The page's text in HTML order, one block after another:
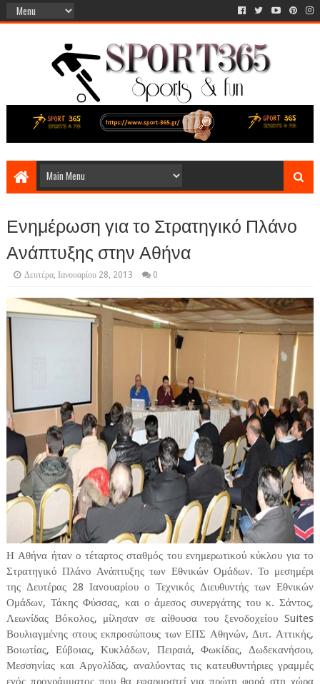
Ενημέρωση για το Στρατηγικό Πλάνο
Ανάπτυξης στην Αθήνα
Δευτέρα, Ιανουαρίου 28, 2013 0
Η Αθήνα ήταν ο τέταρτος σταθμός του ενημερωτικού κύκλου για το
Στρατηγικό Πλάνο Ανάπτυξης των Εθνικών Ομάδων. Το μεσημέρι
της Δευτέρας 28 Ιανουαρίου ο Τεχνικός Διευθυντής των Εθνικών
Ομάδων, Τάκης Φύσσας, και ο άμεσος συνεργάτης του κ. Σάντος,
Λεωνίδας Βόκολος, μίλησαν σε αίθουσα του ξενοδοχείου Suites
Βουλιαγμένης στους εκπροσώπους των ΕΠΣ Αθηνών, Δυτ. Αττικής,
Βοιωτίας, Εύβοιας, Κυκλάδων, Πειραιά, Φωκίδας, Δωδεκανήσου,
Μεσσηνίας και Αργολίδας, αναλύοντας τις κατευθυντήριες γραμμές
ενός προγράμματος που θα εφαρμοστεί για πρώτη φορά στη χώρα